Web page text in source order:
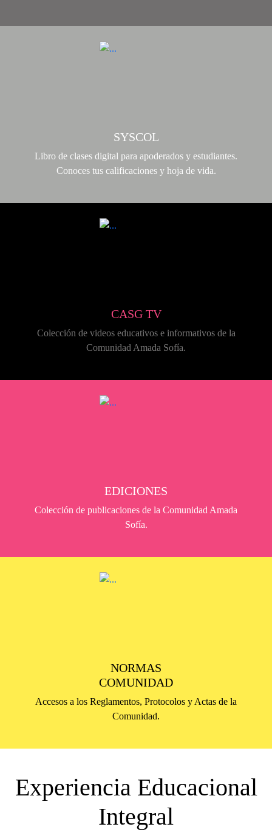
SYSCOL
Libro de clases digital para apoderados y estudiantes.
Conoces tus calificaciones y hoja de vida.
CASG TV
Colección de videos educativos e informativos de la
Comunidad Amada Sofía.
EDICIONES
Colección de publicaciones de la Comunidad Amada
Sofía.
NORMAS
COMUNIDAD
Accesos a los Reglamentos, Protocolos y Actas de la
Comunidad.
Experiencia Educacional
Integral